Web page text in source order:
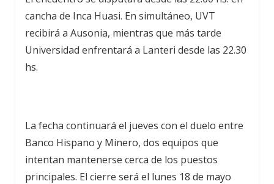
cancha de Inca Huasi. En simultáneo, UVT
recibirá a Ausonia, mientras que más tarde
Universidad enfrentará a Lanteri desde las 22.30
hs.
La fecha continuará el jueves con el duelo entre
Banco Hispano y Minero, dos equipos que
intentan mantenerse cerca de los puestos
principales. El cierre será el lunes 18 de mayo